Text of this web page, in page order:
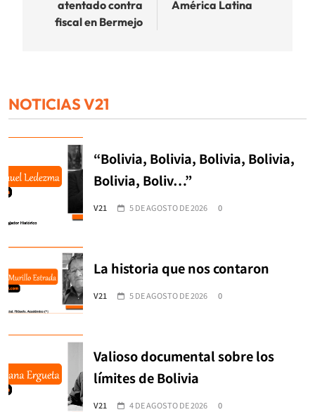
atentado contra
fiscal en Bermejo
América Latina
NOTICIAS V21
“Bolivia, Bolivia, Bolivia, Bolivia,
Bolivia, Boliv…”
V21 5 DE AGOSTO DE 2026 0
La historia que nos contaron
V21 5 DE AGOSTO DE 2026 0
Valioso documental sobre los
límites de Bolivia
V21 4 DE AGOSTO DE 2026 0